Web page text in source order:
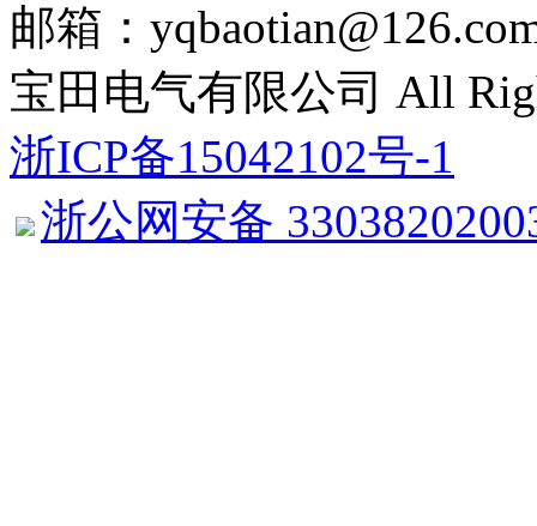
邮箱：
宝田电气有限公司 All
浙ICP备15042102号-1
浙公网安备